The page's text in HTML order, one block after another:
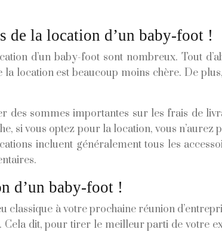
de la location d’un baby-foot !
d’un baby-foot sont nombreux. Tout
la location est beaucoup moins chère. De
des sommes importantes sur les frais de
si vous optez pour la location, vous
incluent généralement tous les
d’un baby-foot !
classique à votre prochaine réunion
dit, pour tirer le meilleur parti de votre